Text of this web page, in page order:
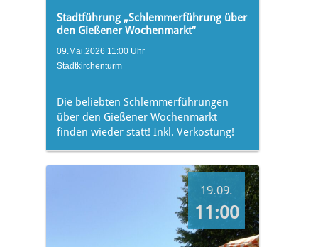
Stadtführung „Schlemmerführung über
den Gießener Wochenmarkt“
09.Mai.2026 11:00 Uhr
Stadtkirchenturm
Die beliebten Schlemmerführungen
über den Gießener Wochenmarkt
finden wieder statt! Inkl. Verkostung!
19.09.
11:00